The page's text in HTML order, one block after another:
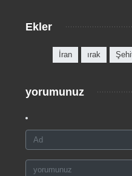
Ekler
İran ırak
yorumunuz